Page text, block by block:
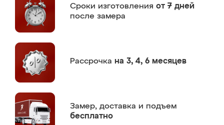
Сроки изготовления от 7 дней
после замера
Рассрочка на 3, 4, 6 месяцев
Замер, доставка и подъем
бесплатно